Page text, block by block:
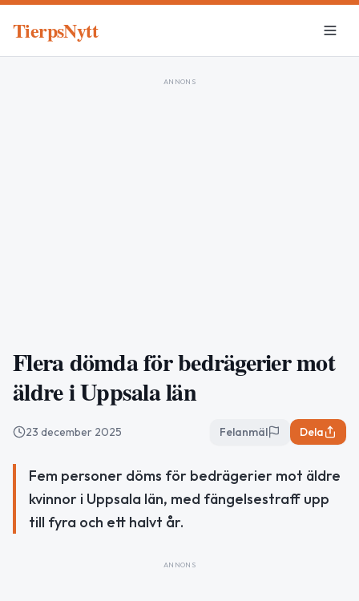
TierpsNytt
ANNONS
Flera dömda för bedrägerier mot
äldre i Uppsala län
23 december 2025 Felanmäl Dela
Fem personer döms för bedrägerier mot äldre
kvinnor i Uppsala län, med fängelsestraff upp
till fyra och ett halvt år.
ANNONS